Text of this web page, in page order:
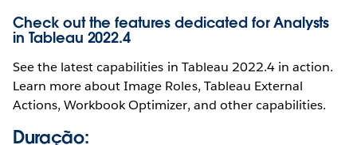
Check out the features dedicated for Analysts
in Tableau 2022.4
See the latest capabilities in Tableau 2022.4 in action.
Learn more about Image Roles, Tableau External
Actions, Workbook Optimizer, and other capabilities.
Duração: